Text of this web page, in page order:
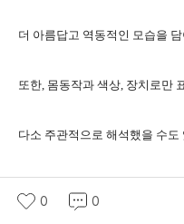
더 아름답고 역동적인 모습을
또한, 몸동작과 색상, 장치로만
다소 주관적으로 해석했을 수도
0 0